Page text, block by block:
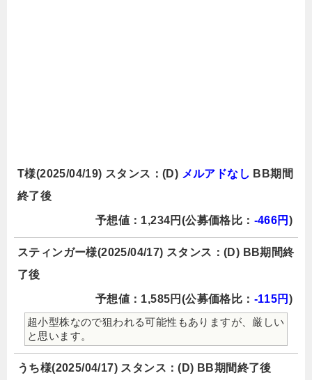
T様(2025/04/19) スタンス：(D) メルアドなし BB期間
終了後
予想値：1,234円(公募価格比： -466円 )
スティンガー様(2025/04/17) スタンス：(D) BB期間終
了後
予想値：1,585円(公募価格比： -115円 )
超小型株なので狙われる可能性もありますが、厳しい
と思います。
うち様(2025/04/17) スタンス：(D) BB期間終了後